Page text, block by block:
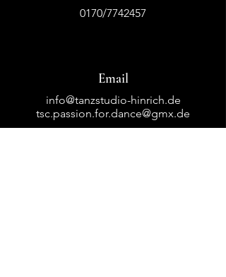
0170/7742457
Email
info@tanzstudio-hinrich.de
tsc.passion.for.dance@gmx.de